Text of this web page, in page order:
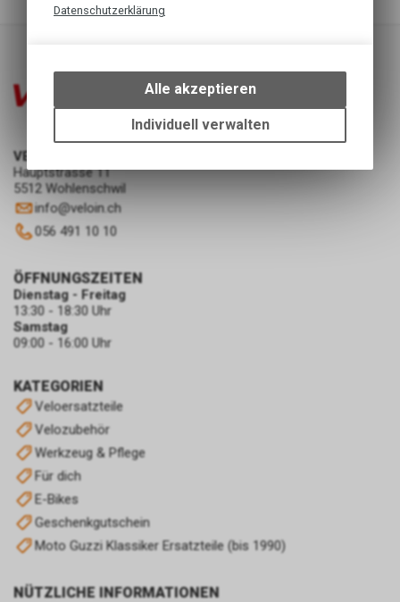
VELOIN Zweirad-Werkstatt
Hauptstrasse 11
5512 Wohlenschwil
info@veloin.ch
056 491 10 10
KATEGORIEN
Veloersatzteile
Velozubehör
Werkzeug & Pflege
Für dich
E-Bikes
Geschenkgutschein
Moto Guzzi Klassiker Ersatzteile (bis 1990)
NÜTZLICHE INFORMATIONEN
ÖFFNUNGSZEITEN
Dienstag - Freitag
13:30 - 18:30 Uhr
Samstag
09:00 - 16:00 Uhr
Datenschutzerklärung
bestimmte Interaktionen und
Einstellungen auf Ihrem Gerät,
um die grundlegenden
Funktionen unseres Online-
Alle akzeptieren
Individuell verwalten